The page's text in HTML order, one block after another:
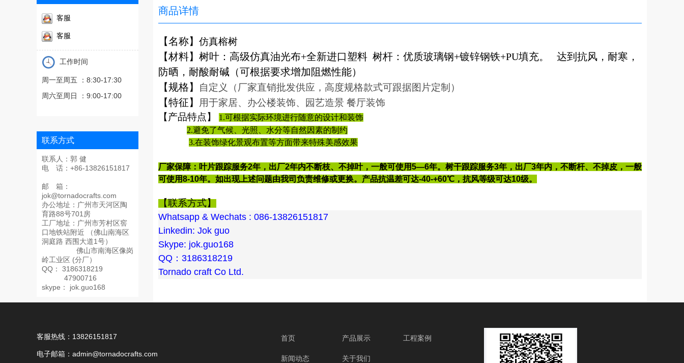
客服
客服
工作时间
周一至周五 ：8:30-17:30
周六至周日 ：9:00-17:00
联系方式
联系人：郭 健
电 话：+86-13826151817
邮 箱：
jok@tornadocrafts.com
办公地址：广州市天河区陶
育路88号701房
工厂地址：广州市芳村区窖
口地铁站附近 （佛山南海区
洞庭路 西围大道1号）
佛山市南海区像岗
岭工业区 (分厂）
QQ： 3186318219
47900716
skype： jok.guo168
商品详情
【名称】 仿真榕树
【材料】树叶：高级仿真油光布+全新进口塑料 树杆：优质玻璃钢+镀锌钢铁+PU填充。 达到抗风，耐寒，
防晒，耐酸耐碱（可根据要求增加阻燃性能）
【规格】
自定义（厂家直销批发供应，高度规格款式可跟据图片定制）
【特征】
用于家居、办公楼装饰、园艺造景 餐厅装饰
【产品特点】
1.可根据实际环境进行随意的设计和装饰
2.避免了气候、光照、水分等自然因素的制约
3.在装饰绿化景观布置等方面带来特殊美感效果
厂家保障：叶片跟踪服务2年，出厂2年内不断枝、不掉叶，一般可使用5—6年。树干跟踪服务3年，出厂3年内，不断杆、不掉皮，一般
可使用8-10年。如出现上述问题由我司负责维修或更换。产品抗温差可达-40-+60℃，抗风等级可达10级。
【联系方式】
Whatsapp & Wechats : 086-13826151817
Linkedin: Jok guo
Skype: jok.guo168
QQ：3186318219
Tornado craft Co Ltd.
客服热线：13826151817
电子邮箱：admin@tornadocrafts.com
首页 产品展示 工程案例
新闻动态 关于我们